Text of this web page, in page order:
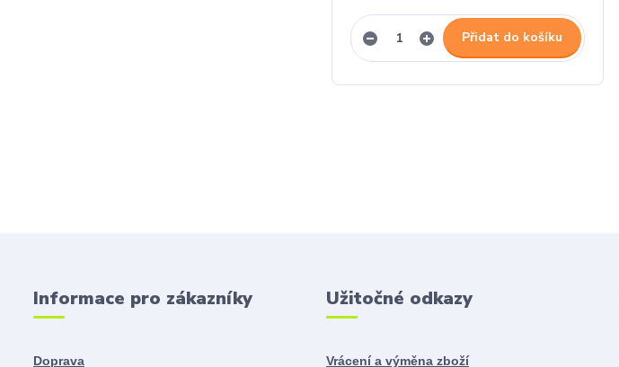
Přidat do košíku
Informace pro zákazníky
Doprava
Užitočné odkazy
Vrácení a výměna zboží